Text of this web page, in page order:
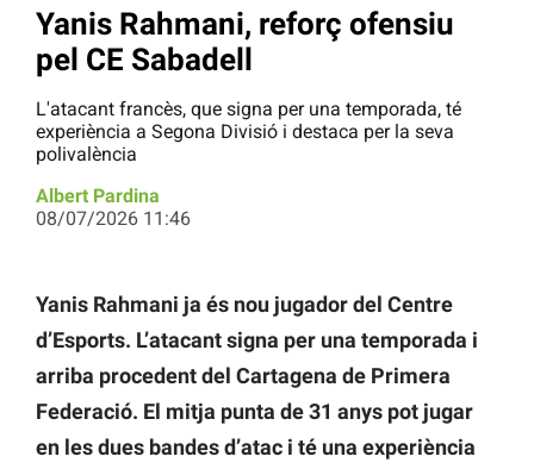
Yanis Rahmani, reforç ofensiu
pel CE Sabadell
L'atacant francès, que signa per una temporada, té
experiència a Segona Divisió i destaca per la seva
polivalència
Albert Pardina
08/07/2026 11:46
Yanis Rahmani ja és nou jugador del Centre
d’Esports. L’atacant signa per una temporada i
arriba procedent del Cartagena de Primera
Federació. El mitja punta de 31 anys pot jugar
en les dues bandes d’atac i té una experiència